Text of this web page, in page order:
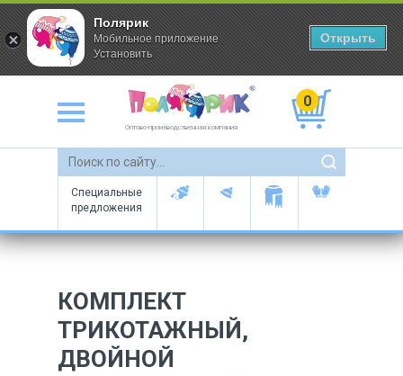
Оптово-производственная компания
0
Специальные
предложения
КОМПЛЕКТ
ТРИКОТАЖНЫЙ,
ДВОЙНОЙ
Полярик
Мобильное приложение
Установить
Открыть